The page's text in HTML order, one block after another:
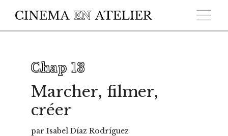
Chap 13
Marcher, filmer,
créer
par Isabel Díaz Rodríguez